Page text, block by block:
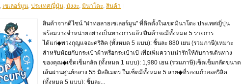
, เซเลอร์มูน, ประเทศญี่ปุ่น, มังงะ, มินาโตะ, สินค้า
สินค้าจากดีไซน์ "ฝาท่อลายเซเลอร์มูน" ที่ติดตั้งในเขตมินาโตะ ประเทศญี่ปุ่น
พร้อมวางจำหน่ายอย่างเป็นทางการแล้ว!สินค้าจะมีทั้งหมด 5 รายการ
ได้แก่◆พวงกุญแจอะคริลิค (ทั้งหมด 5 แบบ): ชิ้นละ 880 เยน (รวมภาษี)เหมาะ
สำหรับห้อยกับกระเป๋าผ้าหรือกระเป๋าเป้ เพื่อเพิ่มความน่ารักให้กับการเดินทาง
ของคุณ◆เซ็ตเข็มกลัด (ทั้งหมด 1 แบบ): 1,980 เยน (รวมภาษี)เซ็ตเข็มกลัดขนาด
เส้นผ่านศูนย์กลาง 55 มิลลิเมตร ในเซ็ตมีทั้งหมด 5 ลาย◆ที่รองแก้วอะคริลิค
(ทั้งหมด 5 แบบ): ชิ้นละ...